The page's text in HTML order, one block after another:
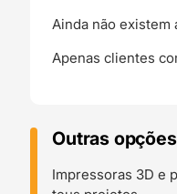
Ainda não existem
Apenas clientes
Outras
Impressoras 3D e